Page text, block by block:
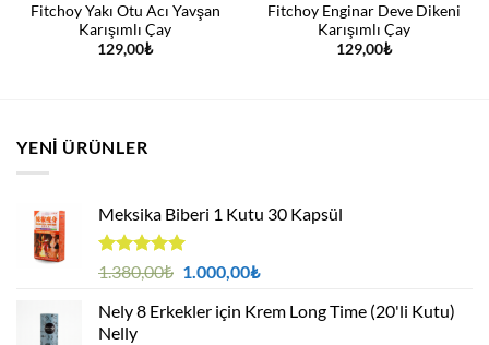
Fitchoy Yakı Otu Acı Yavşan
Karışımlı Çay
129,00₺
Fitchoy Enginar Deve Dikeni
Karışımlı Çay
129,00₺
YENI ÜRÜNLER
Meksika Biberi 1 Kutu 30 Kapsül
5 üzerinden
oy
aldı
1.380,00₺ Orijinal
1.380,00₺.
1.000,00₺Şu
fiyat:
Nely 8 Erkekler için Krem Long Time (20'li Kutu)
Nelly